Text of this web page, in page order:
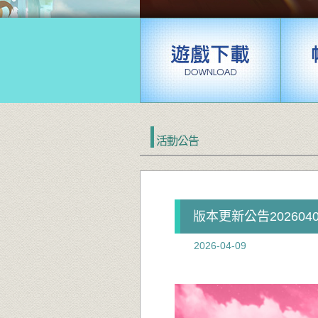
活動公告
版本更新公告
2026-04-09